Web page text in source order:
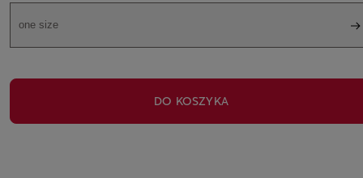
one size
DO KOSZYKA